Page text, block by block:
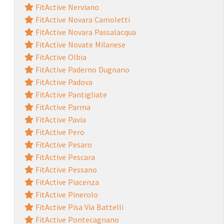
FitActive Nerviano
FitActive Novara Camoletti
FitActive Novara Passalacqua
FitActive Novate Milanese
FitActive Olbia
FitActive Paderno Dugnano
FitActive Padova
FitActive Pantigliate
FitActive Parma
FitActive Pavia
FitActive Pero
FitActive Pesaro
FitActive Pescara
FitActive Pessano
FitActive Piacenza
FitActive Pinerolo
FitActive Pisa Via Battelli
FitActive Pontecagnano